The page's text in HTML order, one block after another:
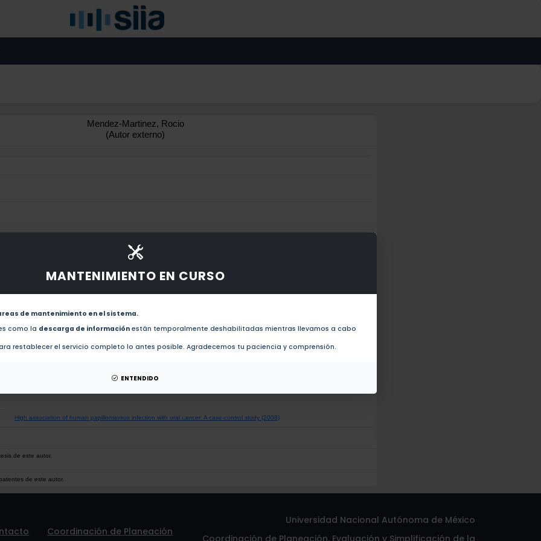
MANTENIMIENTO EN CURSO
de mantenimiento en el sistema.
como la descarga de información están temporalmente deshabilitadas mientras llevamos a cabo
restablecer el servicio completo lo antes posible. Agradecemos tu paciencia y comprensión.
ENTENDIDO
Mendez-Martinez, Rocio
(Autor externo)
de este autor.
Serous adenocarcinoma of the fallopian tube, associated with verrocous carcinoma of the uterine cervix: a case report of
synchronic rare gynecological tumors (2009)
High association of human papillomavirus infection with oral cancer: A case-control study (2008)
de este autor.
de este autor.
Coordinación de Planeación
Universidad Nacional Autónoma de México